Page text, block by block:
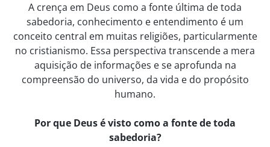
A crença em Deus como a fonte última de toda
sabedoria, conhecimento e entendimento é um
conceito central em muitas religiões, particularmente
no cristianismo. Essa perspectiva transcende a mera
aquisição de informações e se aprofunda na
compreensão do universo, da vida e do propósito
humano.
Por que Deus é visto como a fonte de toda
sabedoria?